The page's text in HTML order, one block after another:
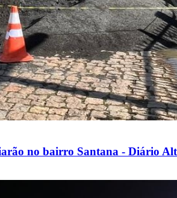
no bairro Santana - Diário